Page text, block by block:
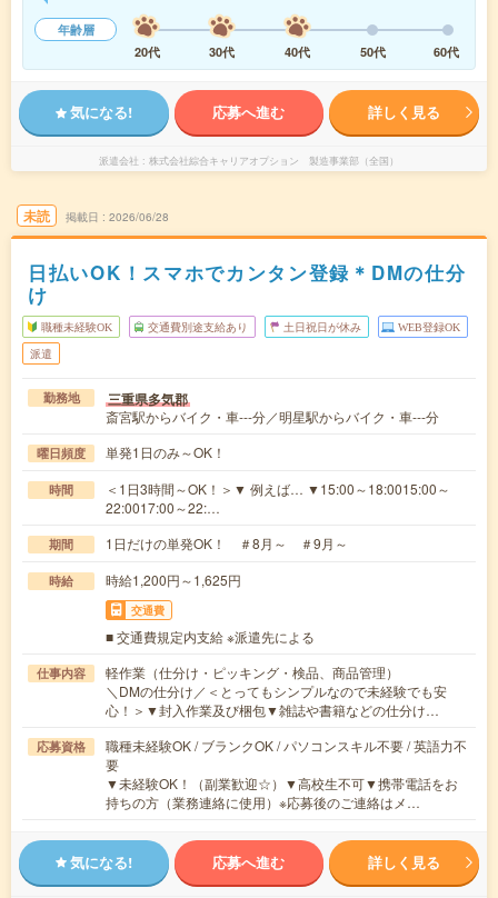
年齢層
20代
30代 40代 50代 60代
気になる! 応募へ進む 詳しく見る
派遣会社 株式会社綜合キャリアオプション 製造事業部（全国）
未読 掲載日 2026/06/28
日払いOK！スマホでカンタン登録＊DMの仕分
け
職種未経験OK 交通費別途支給あり 土日祝日が休み WEB登録OK
派遣
勤務地 三重県多気郡
斎宮駅からバイク・車---分／明星駅からバイク・車---分
曜日頻度 単発1日のみ～OK！
時間
＜1日3時間～OK！＞▼ 例えば… ▼15:00～18:0015:00～
22:0017:00～22:…
期間 1日だけの単発OK！ ＃8月～ ＃9月～
時給 時給1,200円～1,625円
交通費
■ 交通費規定内支給 ※派遣先による
仕事内容
軽作業（仕分け・ピッキング・検品、商品管理）
＼DMの仕分け／＜とってもシンプルなので未経験でも安
心！＞▼封入作業及び梱包▼雑誌や書籍などの仕分け…
応募資格
職種未経験OK / ブランクOK / パソコンスキル不要 / 英語力不
要
▼未経験OK！（副業歓迎☆）▼高校生不可▼携帯電話をお
持ちの方（業務連絡に使用）※応募後のご連絡はメ…
気になる! 応募へ進む 詳しく見る